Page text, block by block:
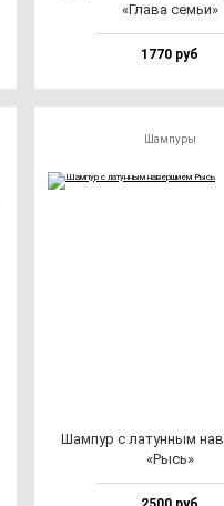
«Гла­ва семьи»
1770 руб
Шампуры
Шам­пур с ла­тун­ным
«Рысь»